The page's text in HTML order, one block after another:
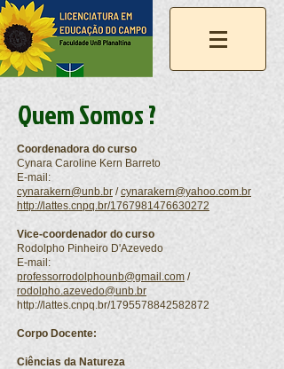
Quem Somos ?
Coordenadora do curso
Cynara Caroline Kern Barreto
E-mail:
cynarakern@unb.br /cynarakern@yahoo.com.br
http://lattes.cnpq.br/1767981476630272
Vice-coordenador do curso
Rodolpho Pinheiro D'Azevedo
E-mail:
professorrodolphounb@gmail.com /
rodolpho.azevedo@unb.br
http://lattes.cnpq.br/1795578842582872
Corpo Docente:
Ciências da Natureza